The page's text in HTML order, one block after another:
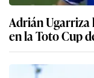
Adrián Ugarriza
en la Toto Cup